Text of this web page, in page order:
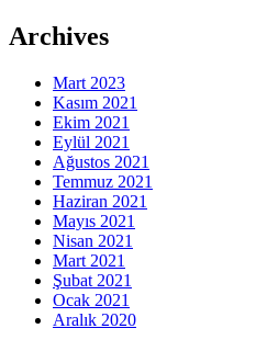
Archives
Mart 2023
Kasım 2021
Ekim 2021
Eylül 2021
Ağustos 2021
Temmuz 2021
Haziran 2021
Mayıs 2021
Nisan 2021
Mart 2021
Şubat 2021
Ocak 2021
Aralık 2020